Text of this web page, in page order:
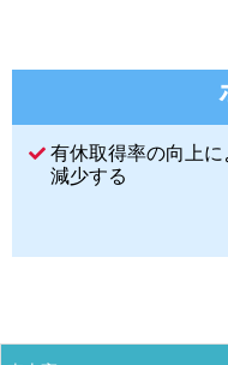
有休取得率の向上
減少する